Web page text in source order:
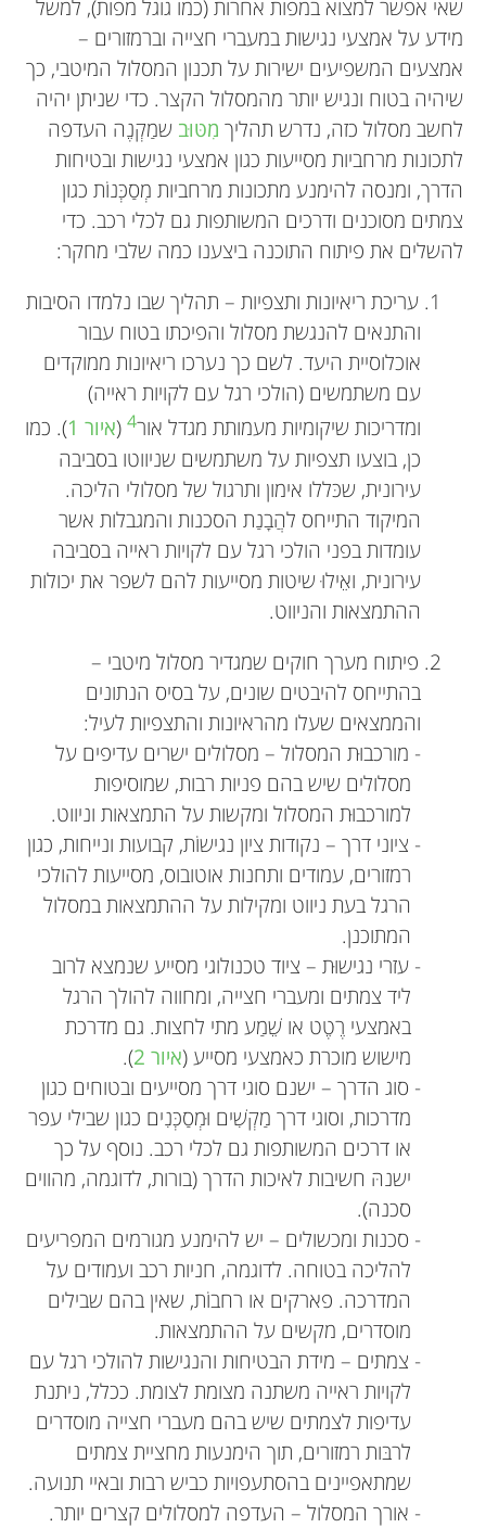
שאי אפשר למצוא במפות אחרות (כמו גוגל מפות), למשל
מידע על אמצעי נגישות במעברי חצייה וברמזורים –
אמצעים המשפיעים ישירות על תכנון המסלול המיטבי, כך
שיהיה בטוח ונגיש יותר מהמסלול הקצר. כדי שניתן יהיה
לחשב מסלול כזה, נדרש תהליך מִטּוּב שמַקְנֶה העדפה
לתכונות מרחביות מסייעות כגון אמצעי נגישות ובטיחות
הדרך, ומנסה להימנע מתכונות מרחביות מְסַכְּנוֹת כגון
צמתים מסוכנים ודרכים המשותפות גם לכלי רכב. כדי
להשלים את פיתוח התוכנה ביצענו כמה שלבי מחקר:
1. עריכת ריאיונות ותצפיות – תהליך שבו נלמדו הסיבות
והתנאים להנגשת מסלול והפיכתו בטוח עבור
אוכלוסיית היעד. לשם כך נערכו ריאיונות ממוקדים
עם משתמשים (הולכי רגל עם לקויות ראייה)
ומדריכות שיקומיות מעמותת מגדל אור4
(איור 1 ). כמו
כן, בוצעו תצפיות על משתמשים שניווטו בסביבה
עירונית, שכּללו אימון ותרגול של מסלולי הליכה.
המיקוד התייחס להֲבָנַת הסכנות והמגבלות אשר
עומדות בפני הולכי רגל עם לקויות ראייה בסביבה
עירונית, ואֵילוּ שיטות מסייעות להם לשפר את יכולות
ההתמצאות והניווט.
2. פיתוח מערך חוקים שמגדיר מסלול מיטבי –
בהתייחס להיבטים שונים, על בסיס הנתונים
והממצאים שעלו מהראיונות והתצפיות לעיל:
- מורכבוּת המסלול – מסלולים ישרים עדיפים על
מסלולים שיש בהם פניות רבות, שמוסיפות
למורכבוּת המסלול ומקשות על התמצאות וניווט.
- ציוני דרך – נקודות ציון נגישוֹת, קבועות ונייחות, כגון
רמזורים, עמודים ותחנות אוטובוס, מסייעות להולכי
הרגל בעת ניווט ומקילות על ההתמצאות במסלול
המתוכנן.
- עזרי נגישוּת – ציוד טכנולוגי מסייע שנמצא לרוב
ליד צמתים ומעברי חצייה, ומחווה להולך הרגל
באמצעי רֶטֶט או שֵׁמַע מתי לחצות. גם מדרכת
מישוש מוכרת כאמצעי מסייע (איור 2 ).
- סוג הדרך – ישנם סוגי דרך מסייעים ובטוחים כגון
מדרכות, וסוגי דרך מַקְשִׁים וּמְסַכְּנִים כגון שבילי עפר
או דרכים המשותפות גם לכלי רכב. נוסף על כך
ישנהּ חשיבות לאיכות הדרך (בורות, לדוגמה, מהווים
סכנה).
- סכנות ומכשולים – יש להימנע מגורמים המפריעים
להליכה בטוחה. לדוגמה, חניות רכב ועמודים על
המדרכה. פארקים או רחבוֹת, שאין בהם שבילים
מוסדרים, מקשים על ההתמצאות.
- צמתים – מידת הבטיחות והנגישות להולכי רגל עם
לקויות ראייה משתנה מצומת לצומת. ככלל, ניתנת
עדיפות לצמתים שיש בהם מעברי חצייה מוסדרים
לרבּות רמזורים, תוך הימנעות מחציית צמתים
שמתאפיינים בהסתעפויות כביש רבות ובאיי תנועה.
- אורך המסלול – העדפה למסלולים קצרים יותר.